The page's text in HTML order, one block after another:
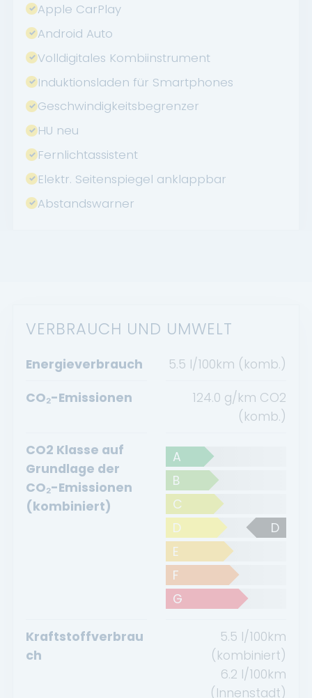
Apple CarPlay
Android Auto
Volldigitales Kombiinstrument
Induktionsladen für Smartphones
Geschwindigkeitsbegrenzer
HU neu
Fernlichtassistent
Elektr. Seitenspiegel anklappbar
Abstandswarner
VERBRAUCH UND UMWELT
Energieverbrauch
5.5 l/100km (komb.)
CO₂-Emissionen
124.0 g/km CO2
(komb.)
CO2 Klasse auf
Grundlage der
CO₂-Emissionen
(kombiniert)
A
B
C
D
D
E
F
G
Kraftstoffverbrau
ch
5.5 l/100km
(kombiniert)
6.2 l/100km
(Innenstadt)